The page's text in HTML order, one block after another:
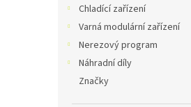
Chladící zařízení
Varná modulární zařízení
Nerezový program
Náhradní díly
Značky